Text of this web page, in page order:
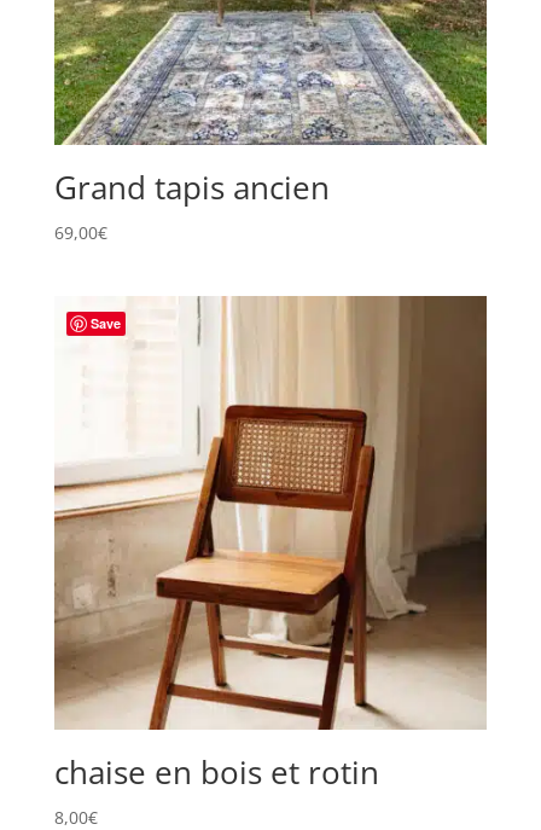
Grand tapis ancien
69,00€
Save
chaise en bois et rotin
8,00€